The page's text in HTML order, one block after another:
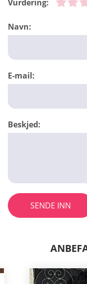
Vurdering:
Navn:
E-mail:
Beskjed:
SENDE INN